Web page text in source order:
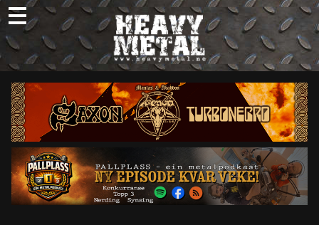
Skip
to
content
Nyheter
Omtaler
Intervjuer
Om oss
Abonner
Søk